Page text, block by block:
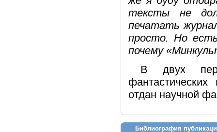
тексты не
печатать
просто. Но
почему
В двух
отдан научной
Библиография